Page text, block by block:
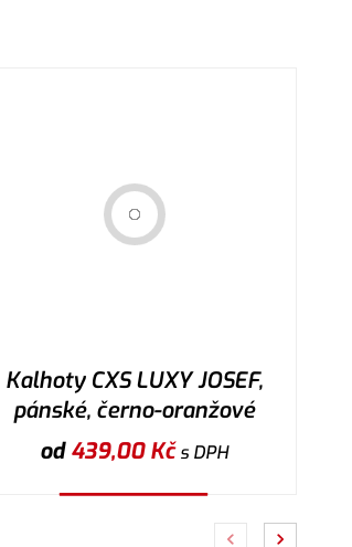
Kalhoty CXS LUXY JOSEF,
pánské, černo-oranžové
od439,00Kčs DPH